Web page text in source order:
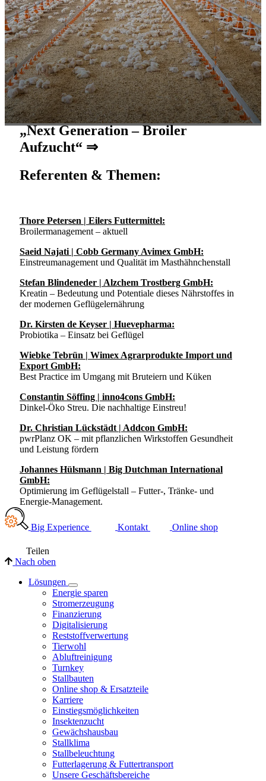
„Next Generation – Broiler
Aufzucht“ ⇒
Referenten & Themen:
Thore Petersen | Eilers Futtermittel:
Broilermanagement – aktuell
Saeid Najati | Cobb Germany Avimex GmbH:
Einstreumanagement und Qualität im Masthähnchenstall
Stefan Blindeneder | Alzchem Trostberg GmbH:
Kreatin – Bedeutung und Potentiale dieses Nährstoffes in
der modernen Geflügelernährung
Dr. Kirsten de Keyser | Huevepharma:
Probiotika – Einsatz bei Geflügel
Wiebke Tebrün | Wimex Agrarprodukte Import und
Export GmbH:
Best Practice im Umgang mit Bruteiern und Küken
Constantin Söffing | inno4cons GmbH:
Dinkel-Öko Streu. Die nachhaltige Einstreu!
Dr. Christian Lückstädt | Addcon GmbH:
pwrPlanz OK – mit pflanzlichen Wirkstoffen Gesundheit
und Leistung fördern
Johannes Hülsmann | Big Dutchman International
GmbH:
Optimierung im Geflügelstall – Futter-, Tränke- und
Energie-Management.
Big Experience Kontakt Online shop
Teilen
Nach oben
Lösungen
Energie sparen
Stromerzeugung
Finanzierung
Digitalisierung
Reststoffverwertung
Tierwohl
Abluftreinigung
Turnkey
Stallbauten
Online shop & Ersatzteile
Karriere
Einstiegsmöglichkeiten
Insektenzucht
Gewächshausbau
Stallklima
Stallbeleuchtung
Futterlagerung & Futtertransport
Unsere Geschäftsbereiche